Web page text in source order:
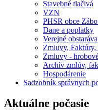
Stavebné tlačivá
VZN
PHSR obce
Dane a poplatky
Verejné
Zmluvy,
Zmluvy -
Archív zmlúv,
Hospodárenie
Sadzobník správnych
Aktuálne počasie